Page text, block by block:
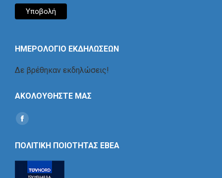
ΗΜΕΡΟΛΟΓΙΟ ΕΚΔΗΛΩΣΕΩΝ
Δε βρέθηκαν εκδηλώσεις!
ΑΚΟΛΟΥΘΗΣΤΕ ΜΑΣ
Find us on:
Social
ΠΟΛΙΤΙΚΗ ΠΟΙΟΤΗΤΑΣ ΕΒΕΑ